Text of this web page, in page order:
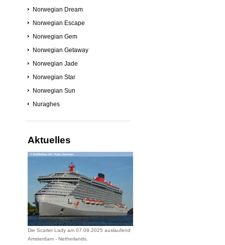
Norwegian Dream
Norwegian Escape
Norwegian Gem
Norwegian Getaway
Norwegian Jade
Norwegian Star
Norwegian Sun
Nuraghes
Aktuelles
Die Scarlet Lady am 07.09.2025 auslaufend
Amsterdam - Netherlands.